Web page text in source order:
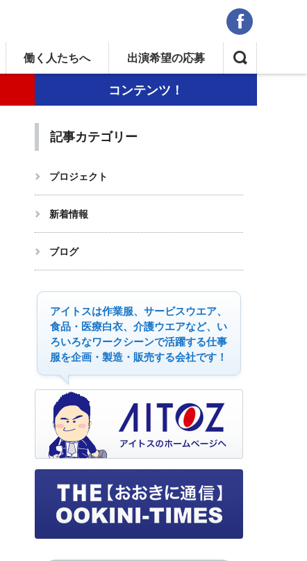
コンテンツ！
記事カテゴリー
プロジェクト
新着情報
ブログ
アイトスは作業服、サービスウエア、
食品・医療白衣、介護ウエアなど、い
ろいろなワークシーンで活躍する仕事
服を企画・製造・販売する会社です！
,
f
働く人たちへ 出演希望の応募